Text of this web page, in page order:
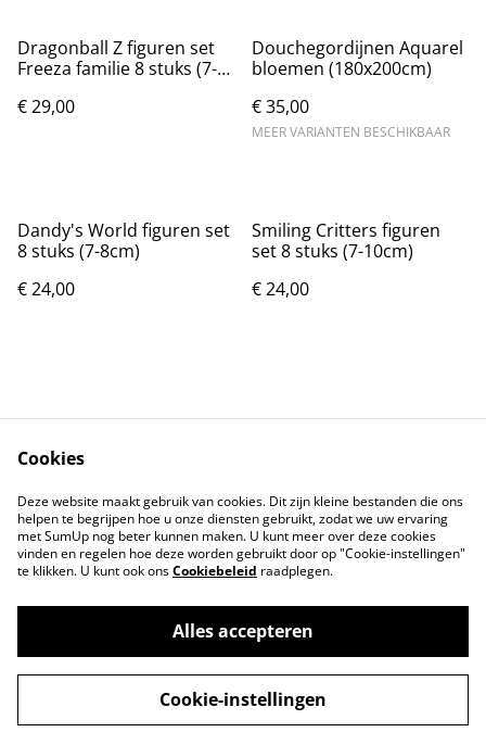
Dragonball Z figuren set
Freeza familie 8 stuks (7-
€ 29,00
Douchegordijnen Aquarel
bloemen (180x200cm)
€ 35,00
MEER VARIANTEN BESCHIKBAAR
Dandy's World figuren set
8 stuks (7-8cm)
€ 24,00
Smiling Critters figuren
set 8 stuks (7-10cm)
€ 24,00
Contact
Voorwaarden
Privacybeleid
Cookiebeleid
©2026Markthuis Friesland
powered by
Cookies
Deze website maakt gebruik van cookies. Dit zijn kleine bestanden die ons
helpen te begrijpen hoe u onze diensten gebruikt, zodat we uw ervaring
met SumUp nog beter kunnen maken. U kunt meer over deze cookies
vinden en regelen hoe deze worden gebruikt door op "Cookie-instellingen"
te klikken. U kunt ook onsCookiebeleid raadplegen.
Alles accepteren
Cookie-instellingen